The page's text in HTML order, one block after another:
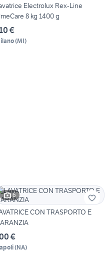
Electrolux Rex-Line
8 kg 1400 g
€
(MI)
6
CON TRASPORTO E
€
(NA)